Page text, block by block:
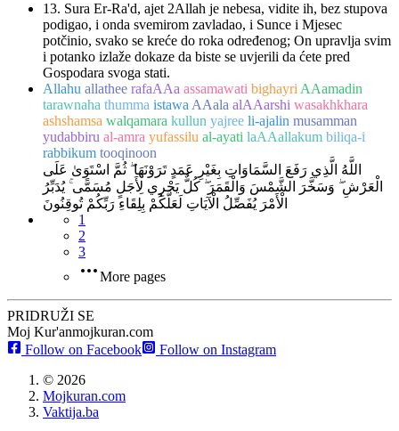
13. Sura Er-Ra'd, ajet 2Allah je nebesa, vidite ih, bez stupova
podigao, i onda svemirom zavladao, i Sunce i Mjesec
potčinio, svako se kreće do roka određenog; On upravlja svim
i potanko izlaže dokaze da biste se uvjerili da ćete pred
Gospodara svoga stati.
Allahu allathee rafaAAa assamawati bighayri AAamadin
tarawnaha thumma istawa AAala alAAarshi wasakhkhara
ashshamsa walqamara kullun yajree li-ajalin musamman
yudabbiru al-amra yufassilu al-ayati laAAallakum biliqa-i
rabbikum tooqinoon
اللَّهُ الَّذِي رَفَعَ السَّمَاوَاتِ بِغَيْرِ عَمَدٍ تَرَوْنَهَا ۖ ثُمَّ اسْتَوَىٰ عَلَى
الْعَرْشِ ۖ وَسَخَّرَ الشَّمْسَ وَالْقَمَرَ ۖ كُلٌّ يَجْرِي لِأَجَلٍ مُسَمًّى ۚ يُدَبِّرُ
الْأَمْرَ يُفَصِّلُ الْآيَاتِ لَعَلَّكُمْ بِلِقَاءِ رَبِّكُمْ تُوقِنُونَ
1
2
3
More pages
PRIDRUŽI SE
Moj Kur'anmojkuran.com
Follow on Facebook
Follow on Instagram
© 2026
Mojkuran.com
Vaktija.ba